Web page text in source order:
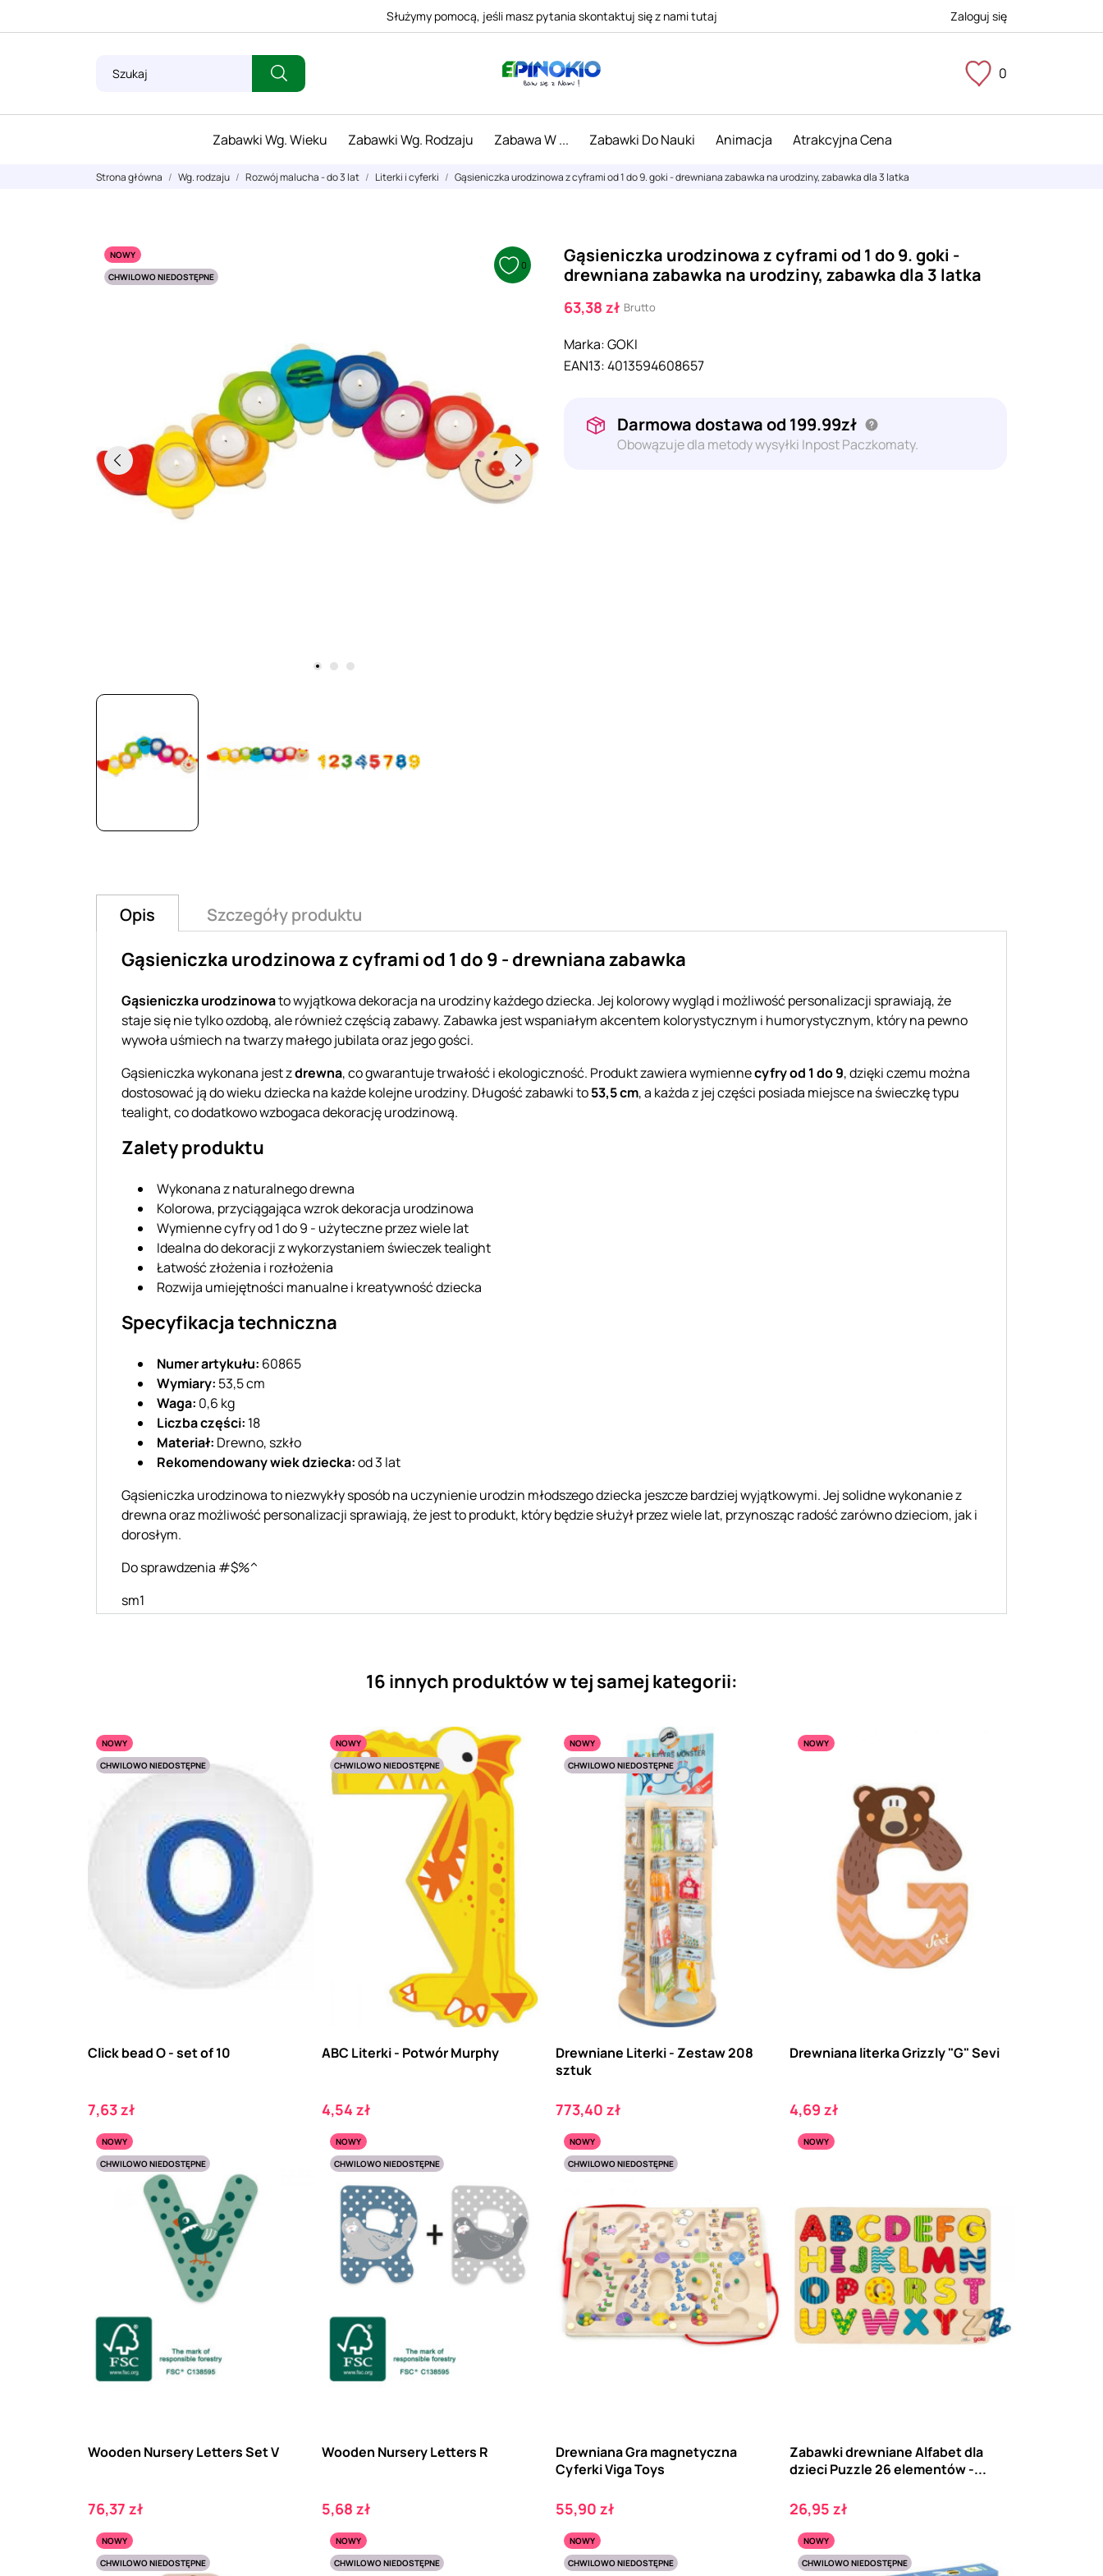
Służymy pomocą, jeśli masz pytania skontaktuj się z nami tutaj Zaloguj się
0
Zabawki Wg. Wieku Zabawki Wg. Rodzaju Zabawa W ... Zabawki Do Nauki Animacja Atrakcyjna Cena
Strona główna Wg. rodzaju Rozwój malucha - do 3 lat Literki i cyferki Gąsieniczka urodzinowa z cyframi od 1 do 9. goki - drewniana zabawka na urodziny, zabawka dla 3 latka
NOWY
CHWILOWO NIEDOSTĘPNE
0
Gąsieniczka urodzinowa z cyframi od 1 do 9. goki -
drewniana zabawka na urodziny, zabawka dla 3 latka
63,38 zł Brutto
Marka:GOKI
EAN13:4013594608657
Darmowa dostawa od 199.99zł
Obowązuje dla metody wysyłki Inpost Paczkomaty.
Opis Szczegóły produktu
Gąsieniczka urodzinowa z cyframi od 1 do 9 - drewniana zabawka
Gąsieniczka urodzinowato wyjątkowa dekoracja na urodziny każdego dziecka. Jej kolorowy wygląd i możliwość personalizacji sprawiają, że
staje się nie tylko ozdobą, ale również częścią zabawy. Zabawka jest wspaniałym akcentem kolorystycznym i humorystycznym, który na pewno
wywoła uśmiech na twarzy małego jubilata oraz jego gości.
Gąsieniczka wykonana jest zdrewna, co gwarantuje trwałość i ekologiczność. Produkt zawiera wymiennecyfry od 1 do 9, dzięki czemu można
dostosować ją do wieku dziecka na każde kolejne urodziny. Długość zabawki to53,5 cm, a każda z jej części posiada miejsce na świeczkę typu
tealight, co dodatkowo wzbogaca dekorację urodzinową.
Zalety produktu
Wykonana z naturalnego drewna
Kolorowa, przyciągająca wzrok dekoracja urodzinowa
Wymienne cyfry od 1 do 9 - użyteczne przez wiele lat
Idealna do dekoracji z wykorzystaniem świeczek tealight
Łatwość złożenia i rozłożenia
Rozwija umiejętności manualne i kreatywność dziecka
Specyfikacja techniczna
Numer artykułu: 60865
Wymiary: 53,5 cm
Waga: 0,6 kg
Liczba części: 18
Materiał: Drewno, szkło
Rekomendowany wiek dziecka:od 3 lat
Gąsieniczka urodzinowa to niezwykły sposób na uczynienie urodzin młodszego dziecka jeszcze bardziej wyjątkowymi. Jej solidne wykonanie z
drewna oraz możliwość personalizacji sprawiają, że jest to produkt, który będzie służył przez wiele lat, przynosząc radość zarówno dzieciom, jak i
dorosłym.
Do sprawdzenia #$%^
sm1
16 innych produktów w tej samej kategorii:
NOWY
CHWILOWO NIEDOSTĘPNE
Click bead O - set of 10
Cena
7,63 zł
NOWY
CHWILOWO NIEDOSTĘPNE
ABC Literki - Potwór Murphy
Cena
4,54 zł
NOWY
CHWILOWO NIEDOSTĘPNE
Drewniane Literki - Zestaw 208
sztuk
Cena
773,40 zł
NOWY
Drewniana literka Grizzly "G" Sevi
Cena
4,69 zł
NOWY
CHWILOWO NIEDOSTĘPNE
Wooden Nursery Letters Set V
Cena
76,37 zł
NOWY
CHWILOWO NIEDOSTĘPNE
Wooden Nursery Letters R
Cena
5,68 zł
NOWY
CHWILOWO NIEDOSTĘPNE
Drewniana Gra magnetyczna
Cyferki Viga Toys
Cena
55,90 zł
NOWY
Zabawki drewniane Alfabet dla
dzieci Puzzle 26 elementów -...
Cena
26,95 zł
NOWY
CHWILOWO NIEDOSTĘPNE
NOWY
CHWILOWO NIEDOSTĘPNE
NOWY
CHWILOWO NIEDOSTĘPNE
NOWY
CHWILOWO NIEDOSTĘPNE